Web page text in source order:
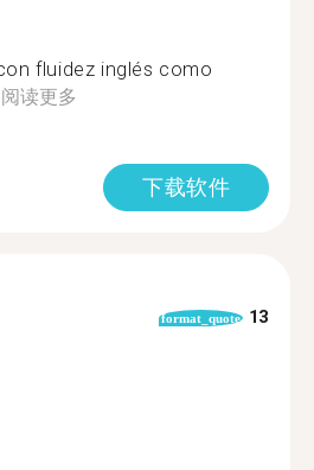
fluidez inglés como
阅读更多
下载软件
format_quote 13